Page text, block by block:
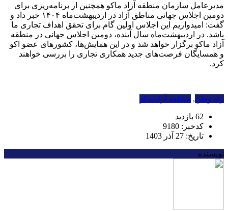
مدیرعامل سازمان منطقه آزاد ماکو همچنین از برنامه‌ریزی برای
دومین اجلاس جهانی مناطق آزاد در اردیبهشت‌ماه ۱۴۰۴ خبر داد و
گفت: امیدواریم این اجلاس اولین گام برای تحقق اهداف تجاری ما
باشد. در اردیبهشت‌ماه سال آینده، دومین اجلاس جهانی در منطقه
آزاد ماکو برگزار خواهد شد و در این همایش‌ها، کشورهای عضو اکو
و همسایگان فرصت‌های جدید همکاری تجاری را بررسی خواهند
کرد.
راه وطن, منطقه آزادماکو
62 بازدید
کدخبر: 9180
تاریخ: 27 آذر 1403
نویسنده